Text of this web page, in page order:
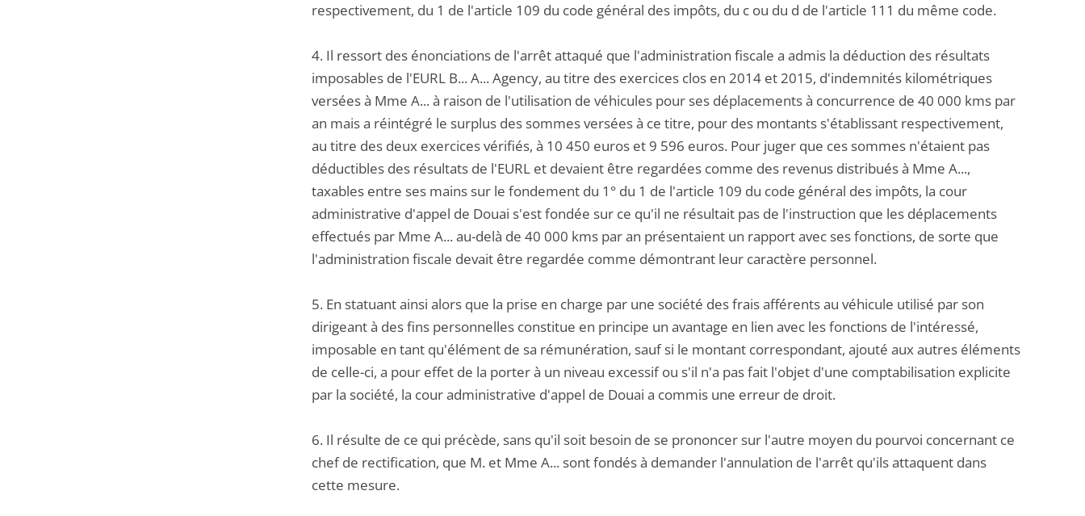
respectivement, du 1 de l'article 109 du code général des impôts, du c ou du d de l'article 111 du même code.
4. Il ressort des énonciations de l'arrêt attaqué que l'administration fiscale a admis la déduction des résultats
imposables de l'EURL B... A... Agency, au titre des exercices clos en 2014 et 2015, d'indemnités kilométriques
versées à Mme A... à raison de l'utilisation de véhicules pour ses déplacements à concurrence de 40 000 kms par
an mais a réintégré le surplus des sommes versées à ce titre, pour des montants s'établissant respectivement,
au titre des deux exercices vérifiés, à 10 450 euros et 9 596 euros. Pour juger que ces sommes n'étaient pas
déductibles des résultats de l'EURL et devaient être regardées comme des revenus distribués à Mme A...,
taxables entre ses mains sur le fondement du 1° du 1 de l'article 109 du code général des impôts, la cour
administrative d'appel de Douai s'est fondée sur ce qu'il ne résultait pas de l'instruction que les déplacements
effectués par Mme A... au-delà de 40 000 kms par an présentaient un rapport avec ses fonctions, de sorte que
l'administration fiscale devait être regardée comme démontrant leur caractère personnel.
5. En statuant ainsi alors que la prise en charge par une société des frais afférents au véhicule utilisé par son
dirigeant à des fins personnelles constitue en principe un avantage en lien avec les fonctions de l'intéressé,
imposable en tant qu'élément de sa rémunération, sauf si le montant correspondant, ajouté aux autres éléments
de celle-ci, a pour effet de la porter à un niveau excessif ou s'il n'a pas fait l'objet d'une comptabilisation explicite
par la société, la cour administrative d'appel de Douai a commis une erreur de droit.
6. Il résulte de ce qui précède, sans qu'il soit besoin de se prononcer sur l'autre moyen du pourvoi concernant ce
chef de rectification, que M. et Mme A... sont fondés à demander l'annulation de l'arrêt qu'ils attaquent dans
cette mesure.